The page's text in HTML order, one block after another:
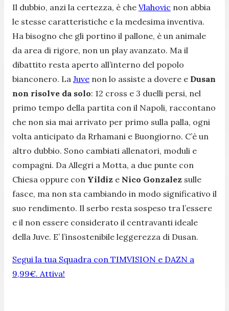
Il dubbio, anzi la certezza, è che Vlahovic non abbia
le stesse caratteristiche e la medesima inventiva.
Ha bisogno che gli portino il pallone, è un animale
da area di rigore, non un play avanzato. Ma il
dibattito resta aperto all’interno del popolo
bianconero. La Juve non lo assiste a dovere e Dusan
non risolve da solo: 12 cross e 3 duelli persi, nel
primo tempo della partita con il Napoli, raccontano
che non sia mai arrivato per primo sulla palla, ogni
volta anticipato da Rrhamani e Buongiorno. C’è un
altro dubbio. Sono cambiati allenatori, moduli e
compagni. Da Allegri a Motta, a due punte con
Chiesa oppure con Yildiz e Nico Gonzalez sulle
fasce, ma non sta cambiando in modo significativo il
suo rendimento. Il serbo resta sospeso tra l’essere
e il non essere considerato il centravanti ideale
della Juve. E’ l’insostenibile leggerezza di Dusan.
Segui la tua Squadra con TIMVISION e DAZN a
9,99€. Attiva!